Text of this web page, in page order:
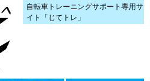
自転車トレーニングサポート専用サ
イト「じてトレ」